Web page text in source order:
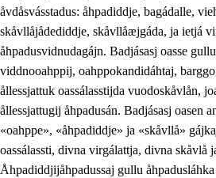
åvdåsvásstadus: åhpadiddje, bagádalle,
skåvllåjådediddje, skåvllåæjgáda, ja ietjá
åhpadusvidnudagájn. Badjásasj oasse
viddnooahppij, oahppokandidáhtaj,
ållessjattuk oassálasstijda vuodoskåvlån,
ållessjattugij åhpadusán. Badjásasj oasen
«oahppe», «åhpadiddje» ja «skåvllå»
oassálassti, divna virgálattja, divna skåvlå
Åhpadiddjijåhpadussaj gullu